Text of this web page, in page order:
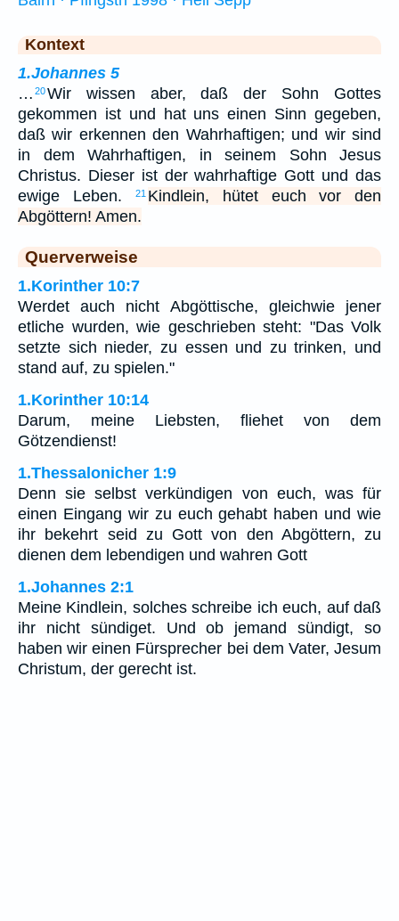
Kontext
1.Johannes 5
… 20Wir wissen aber, daß der Sohn Gottes
gekommen ist und hat uns einen Sinn gegeben,
daß wir erkennen den Wahrhaftigen; und wir sind
in dem Wahrhaftigen, in seinem Sohn Jesus
Christus. Dieser ist der wahrhaftige Gott und das
ewige Leben.
21 Kindlein, hütet euch vor den
Abgöttern! Amen.
Querverweise
1.Korinther 10:7
Werdet auch nicht Abgöttische, gleichwie jener
etliche wurden, wie geschrieben steht: "Das Volk
setzte sich nieder, zu essen und zu trinken, und
stand auf, zu spielen."
1.Korinther 10:14
Darum, meine Liebsten, fliehet von dem
Götzendienst!
1.Thessalonicher 1:9
Denn sie selbst verkündigen von euch, was für
einen Eingang wir zu euch gehabt haben und wie
ihr bekehrt seid zu Gott von den Abgöttern, zu
dienen dem lebendigen und wahren Gott
1.Johannes 2:1
Meine Kindlein, solches schreibe ich euch, auf daß
ihr nicht sündiget. Und ob jemand sündigt, so
haben wir einen Fürsprecher bei dem Vater, Jesum
Christum, der gerecht ist.